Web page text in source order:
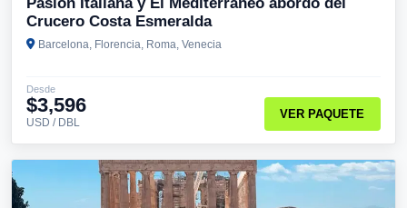
Crucero Costa Esmeralda
Barcelona, Florencia, Roma, Venecia
Desde
$3,596
USD / DBL
VER PAQUETE